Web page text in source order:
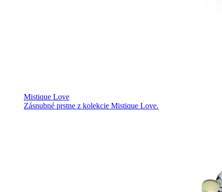
Mistique Love
Zásnubné prstne z kolekcie Mistique Love.